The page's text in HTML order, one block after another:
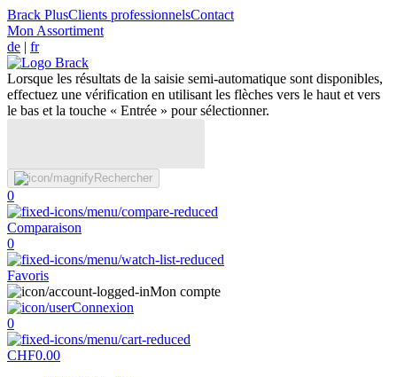
Brack PlusClients professionnelsContact
Mon Assortiment
de | fr
Lorsque les résultats de la saisie semi-automatique sont disponibles,
effectuez une vérification en utilisant les flèches vers le haut et vers
le bas et la touche « Entrée » pour sélectionner.
Rechercher
0
Comparaison
0
Favoris
Mon compte
Connexion
0
CHF0.00